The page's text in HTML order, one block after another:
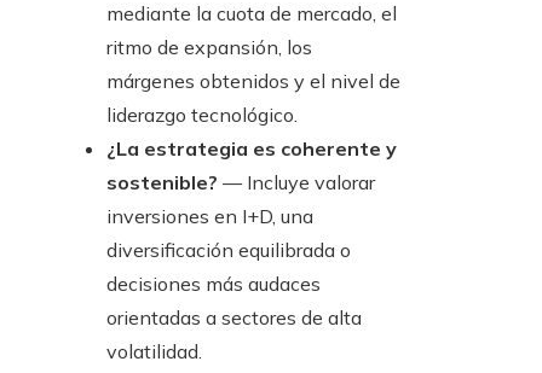
mediante la cuota de mercado, el
ritmo de expansión, los
márgenes obtenidos y el nivel de
liderazgo tecnológico.
¿La estrategia es coherente y
sostenible? — Incluye valorar
inversiones en I+D, una
diversificación equilibrada o
decisiones más audaces
orientadas a sectores de alta
volatilidad.